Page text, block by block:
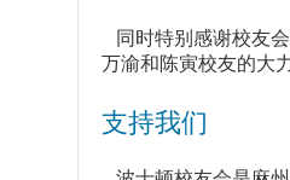
同时特别感谢校友
万渝和陈寅校友的大
支持我们